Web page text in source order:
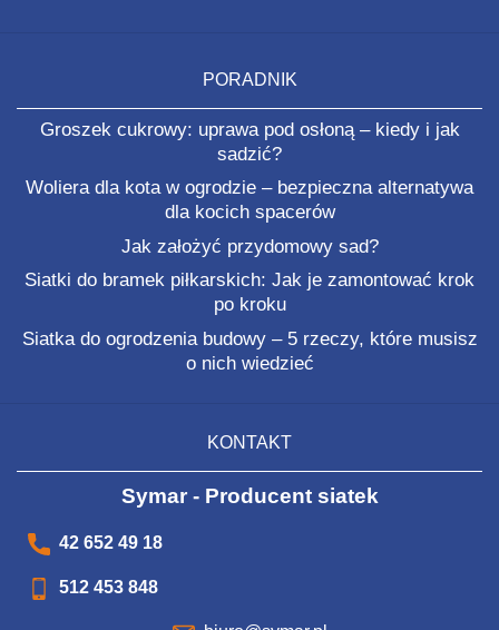
PORADNIK
Groszek cukrowy: uprawa pod osłoną – kiedy i jak
sadzić?
Woliera dla kota w ogrodzie – bezpieczna alternatywa
dla kocich spacerów
Jak założyć przydomowy sad?
Siatki do bramek piłkarskich: Jak je zamontować krok
po kroku
Siatka do ogrodzenia budowy – 5 rzeczy, które musisz
o nich wiedzieć
KONTAKT
Symar - Producent siatek
42 652 49 18
512 453 848